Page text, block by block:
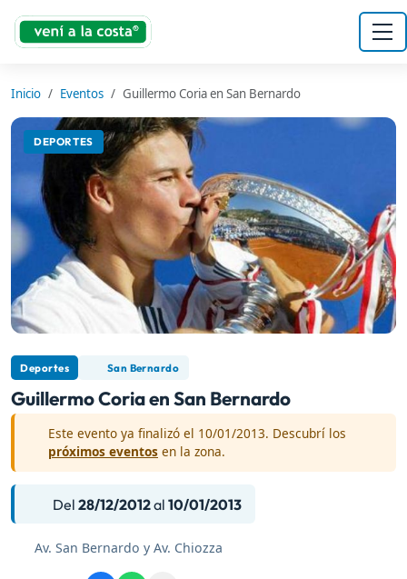
Inicio Eventos Guillermo Coria en San Bernardo
DEPORTES
Deportes San Bernardo
Guillermo Coria en San Bernardo
Este evento ya finalizó el 10/01/2013. Descubrí los
próximos eventos en la zona.
Del28/12/2012al10/01/2013
Av. San Bernardo y Av. Chiozza